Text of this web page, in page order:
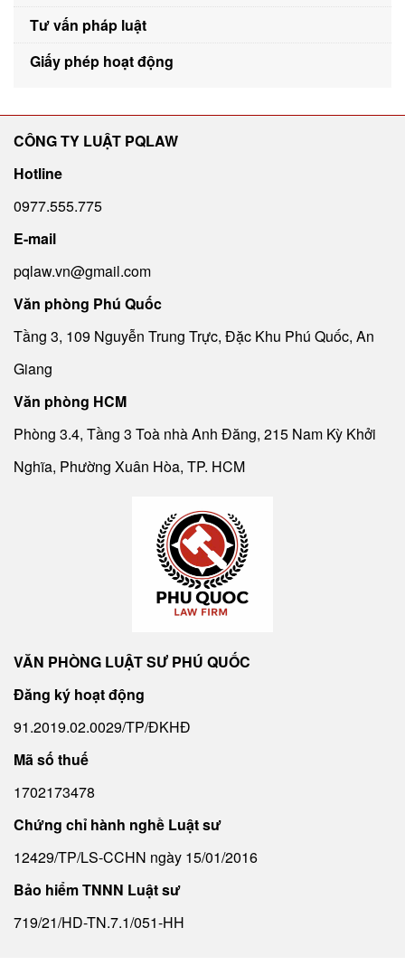
Tư vấn pháp luật
Giấy phép hoạt động
CÔNG TY LUẬT PQLAW
Hotline
0977.555.775
E-mail
pqlaw.vn@gmail.com
Văn phòng Phú Quốc
Tầng 3, 109 Nguyễn Trung Trực, Đặc Khu Phú Quốc, An
Giang
Văn phòng HCM
Phòng 3.4, Tầng 3 Toà nhà Anh Đăng, 215 Nam Kỳ Khởi
Nghĩa, Phường Xuân Hòa, TP. HCM
VĂN PHÒNG LUẬT SƯ PHÚ QUỐC
Đăng ký hoạt động
91.2019.02.0029/TP/ĐKHĐ
Mã số thuế
1702173478
Chứng chỉ hành nghề Luật sư
12429/TP/LS-CCHN ngày 15/01/2016
Bảo hiểm TNNN Luật sư
719/21/HD-TN.7.1/051-HH